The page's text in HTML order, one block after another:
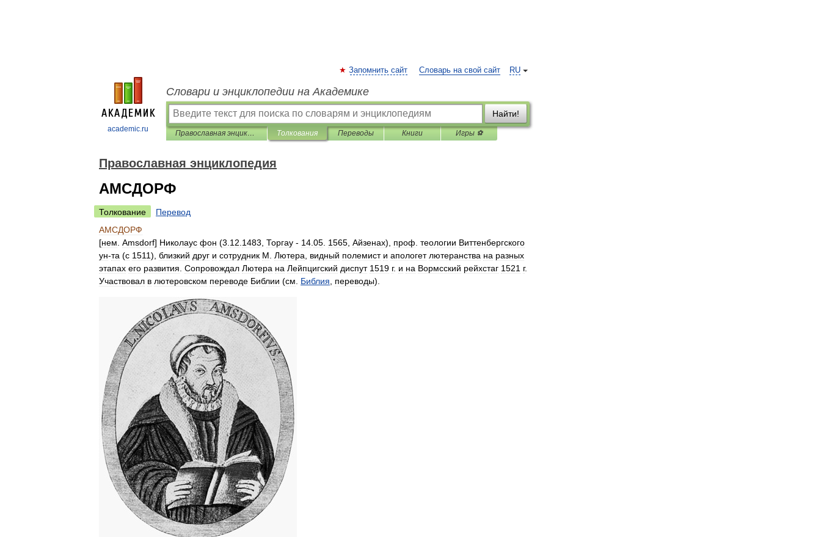
academic.ru
RU
Запомнить сайт Словарь на свой сайт
Словари и энциклопедии на Академике
Найти!
Православная энциклопедия Толкования Переводы Книги Игры ⚽
Православная энциклопедия
АМСДОРФ
Толкование
Перевод
АМСДОРФ
[нем Amsdorf] Николаус фон (3 12 1483 Торгау - 14 05 1565 Айзенах), проф теологии Виттенбергского
ун-та (с 1511), близкий друг и сотрудник М Лютера видный полемист и апологет лютеранства на разных
этапах его развития Сопровождал Лютера на Лейпцигский диспут 1519 г. и на Вормсский рейхстаг 1521 г.
Участвовал в лютеровском переводе Библии (см Библия переводы).